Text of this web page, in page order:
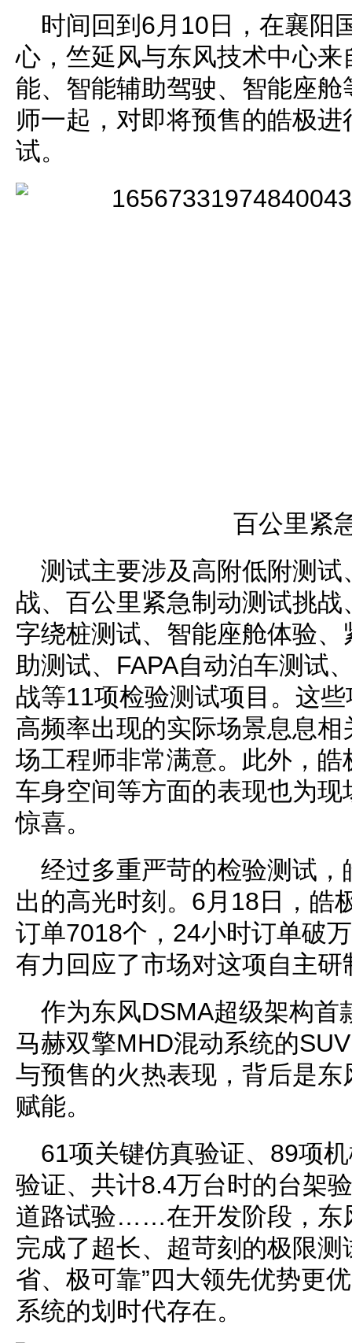
时间回到6月10日，在襄阳
心，竺延风与东风技术中心
能、智能辅助驾驶、智能座
师一起，对即将预售的皓极
试。
百公里紧
测试主要涉及高附低附测
战、百公里紧急制动测试挑
字绕桩测试、智能座舱体验
助测试、FAPA自动泊车测试
战等11项检验测试项目。这
高频率出现的实际场景息息
场工程师非常满意。此外，
车身空间等方面的表现也为
惊喜。
经过多重严苛的检验测试
出的高光时刻。6月18日，皓
订单7018个，24小时订单破
有力回应了市场对这项自主
作为东风DSMA超级架构首
马赫双擎MHD混动系统的
与预售的火热表现，背后是
赋能。
61项关键仿真验证、89项
验证、共计8.4万台时的台架
道路试验……在开发阶段，东
完成了超长、超苛刻的极限测
省、极可靠”四大领先优势更
系统的划时代存在。